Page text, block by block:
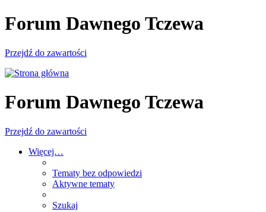
Forum Dawnego Tczewa
Przejdź do zawartości
Forum Dawnego Tczewa
Przejdź do zawartości
Więcej…
Tematy bez odpowiedzi
Aktywne tematy
Szukaj